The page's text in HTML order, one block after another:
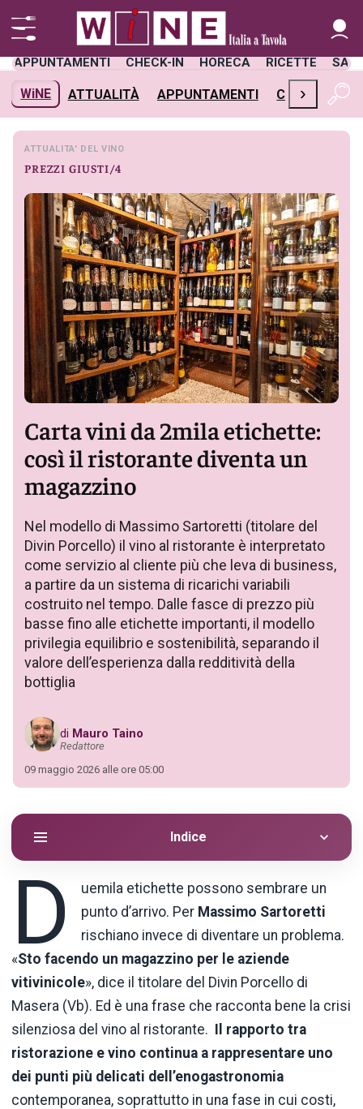
APPUNTAMENTI CHECK-IN HORECA RICETTE
WiNE ATTUALITÀ APPUNTAMENTI CHECK-IN
›
ATTUALITA' DEL VINO
PREZZI GIUSTI/4
Carta vini da 2mila etichette:
così il ristorante diventa un
magazzino
Nel modello di Massimo Sartoretti (titolare del
Divin Porcello) il vino al ristorante è interpretato
come servizio al cliente più che leva di business,
a partire da un sistema di ricarichi variabili
costruito nel tempo. Dalle fasce di prezzo più
basse fino alle etichette importanti, il modello
privilegia equilibrio e sostenibilità, separando il
valore dell’esperienza dalla redditività della
bottiglia
di Mauro Taino
Redattore
09 maggio 2026 alle ore 05:00
Indice
D
uemila etichette possono sembrare un
punto d’arrivo. Per Massimo Sartoretti
rischiano invece di diventare un problema.
«Sto facendo un magazzino per le aziende
vitivinicole», dice il titolare del Divin Porcello di
Masera (Vb). Ed è una frase che racconta bene la crisi
silenziosa del vino al ristorante. Il rapporto tra
ristorazione e vino continua a rappresentare uno
dei punti più delicati dell’enogastronomia
contemporanea, soprattutto in una fase in cui costi,